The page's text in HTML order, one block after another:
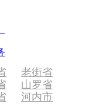
老街省
山罗省
河内市